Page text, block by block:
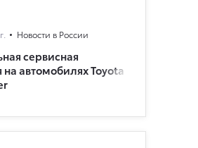
Новости в России
сервисная
автомобилях Toyota